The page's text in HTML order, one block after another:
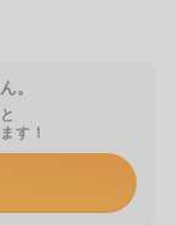
。
す！